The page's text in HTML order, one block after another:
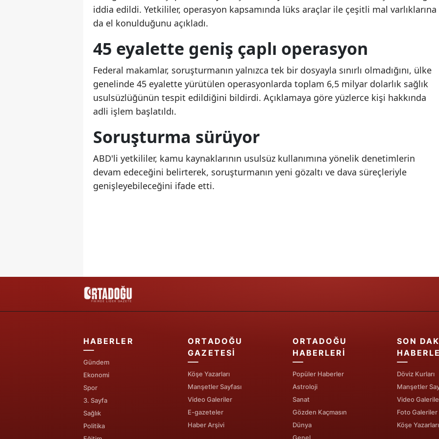
Malatya
Kahramanmaraş
Mardin
Muğla
Nevşehir
Niğde
Ordu
Sinop
iddia edildi. Yetkililer, operasyon kapsamında lüks araçlar ile çeşitli mal varlıklarına
da el konulduğunu açıkladı.
45 eyalette geniş çaplı operasyon
Federal makamlar, soruşturmanın yalnızca tek bir dosyayla sınırlı olmadığını, ülke
genelinde 45 eyalette yürütülen operasyonlarda toplam 6,5 milyar dolarlık sağlık
usulsüzlüğünün tespit edildiğini bildirdi. Açıklamaya göre yüzlerce kişi hakkında
adli işlem başlatıldı.
Soruşturma sürüyor
ABD'li yetkililer, kamu kaynaklarının usulsüz kullanımına yönelik denetimlerin
devam edeceğini belirterek, soruşturmanın yeni gözaltı ve dava süreçleriyle
genişleyebileceğini ifade etti.
İtfaiye ekipleri müdahale
ediyor
HABERLER
Gündem
Ekonomi
Spor
3. Sayfa
Sağlık
Politika
ORTADOĞU
GAZETESI
Köşe Yazarları
Manşetler Sayfası
Video Galeriler
E-gazeteler
Haber Arşivi
ORTADOĞU
HABERLERI
Popüler Haberler
Astroloji
Sanat
Gözden Kaçmasın
Dünya
SON
Döviz Kurları
Manşetler
Video
Foto Galeriler
Köşe Yazarları